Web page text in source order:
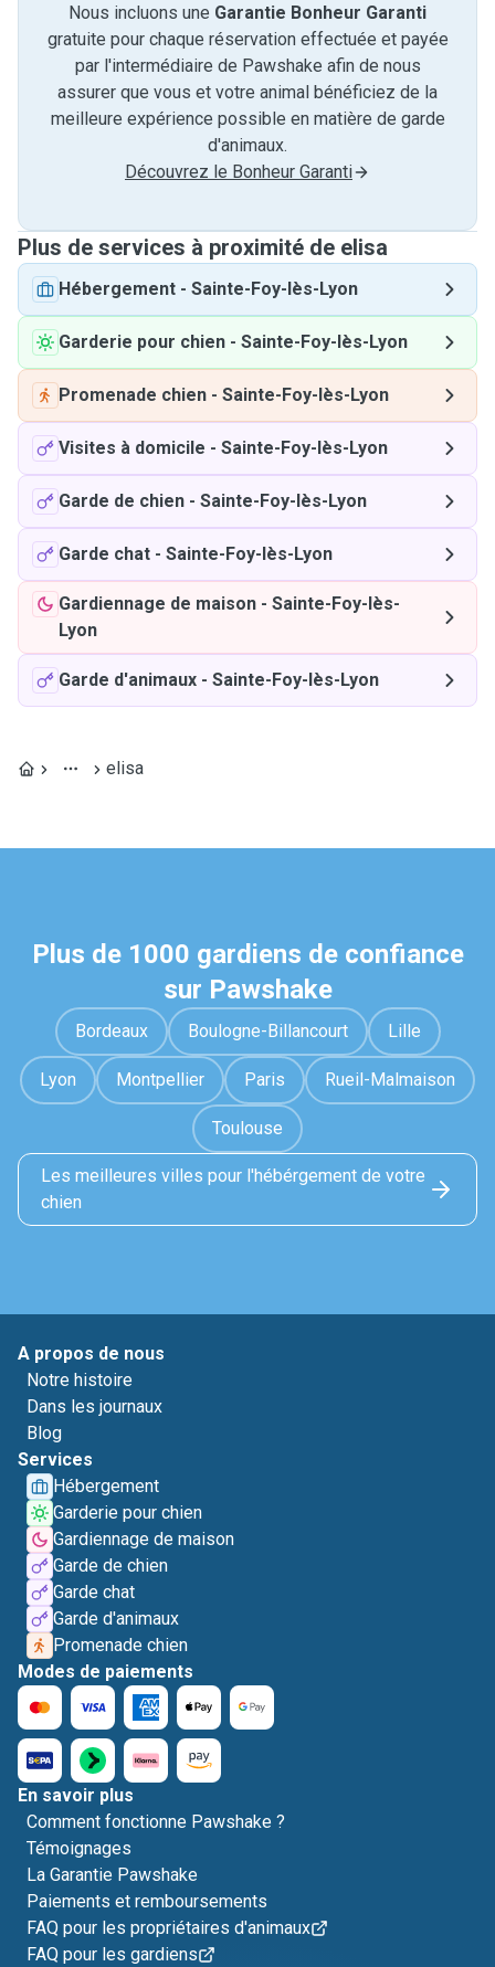
Nous incluons une Garantie Bonheur Garanti
gratuite pour chaque réservation effectuée et payée
par l'intermédiaire de Pawshake afin de nous
assurer que vous et votre animal bénéficiez de la
meilleure expérience possible en matière de garde
d'animaux.
Découvrez le Bonheur Garanti
Plus de services à proximité de elisa
Hébergement - Sainte-Foy-lès-Lyon
Garderie pour chien - Sainte-Foy-lès-Lyon
Promenade chien - Sainte-Foy-lès-Lyon
Visites à domicile - Sainte-Foy-lès-Lyon
Garde de chien - Sainte-Foy-lès-Lyon
Garde chat - Sainte-Foy-lès-Lyon
Gardiennage de maison - Sainte-Foy-lès-
Lyon
Garde d'animaux - Sainte-Foy-lès-Lyon
elisa
Plus de 1000 gardiens de confiance
sur Pawshake
Bordeaux Boulogne-Billancourt Lille
Lyon Montpellier Paris Rueil-Malmaison
Toulouse
Les meilleures villes pour l'hébérgement de votre
chien
A propos de nous
Notre histoire
Dans les journaux
Blog
Services
Hébergement
Garderie pour chien
Gardiennage de maison
Garde de chien
Garde chat
Garde d'animaux
Promenade chien
Modes de paiements
En savoir plus
Comment fonctionne Pawshake ?
Témoignages
La Garantie Pawshake
Paiements et remboursements
FAQ pour les propriétaires d'animaux
FAQ pour les gardiens